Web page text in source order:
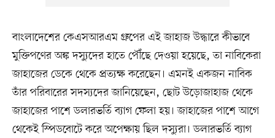
বাংলাদেশের কেএসআরএম গ্রুপের এই জাহাজ উদ্ধারে কীভাবে
মুক্তিপণের অঙ্ক দস্যুদের হাতে পৌঁছে দেওয়া হয়েছে, তা নাবিকেরা
জাহাজের ডেকে থেকে প্রত্যক্ষ করেছেন। এমনই একজন নাবিক
তাঁর পরিবারের সদস্যদের জানিয়েছেন, ছোট উড়োজাহাজ থেকে
জাহাজের পাশে ডলারভর্তি ব্যাগ ফেলা হয়। জাহাজের পাশে আগে
থেকেই স্পিডবোটে করে অপেক্ষায় ছিল দস্যুরা। ডলারভর্তি ব্যাগ